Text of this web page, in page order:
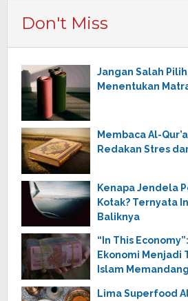
Don't Miss
Jangan Salah
Menentukan
Membaca Al-
Redakan Stres
Kenapa Jendela
Kotak? Ternyata
Baliknya
“In This
Ekonomi Menjadi
Islam
Lima Superfood